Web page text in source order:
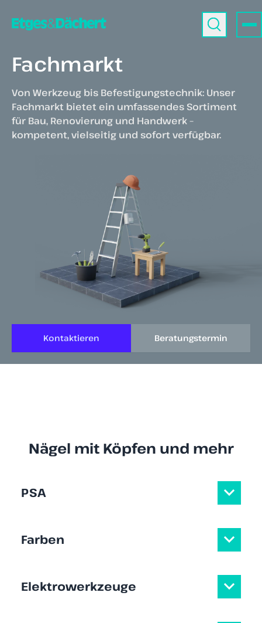
Fachmarkt
Von Werkzeug bis Befestigungstechnik: Unser
Fachmarkt bietet ein umfassendes Sortiment
für Bau, Renovierung und Handwerk –
kompetent, vielseitig und sofort verfügbar.
Kontaktieren Beratungstermin
Nägel mit Köpfen und mehr
PSA
Farben
Elektrowerkzeuge